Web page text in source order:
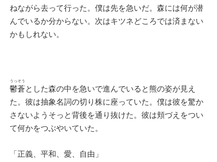
ねながら去って行った。僕は先を急いだ。森には何が潜
んでいるか分からない。次はキツネどころでは済まない
かもしれない。
鬱蒼
うっそう
とした森の中を急いで進んでいると熊の姿が見え
た。彼は抽象名詞の切り株に座っていた。僕は彼を驚か
さないようそっと背後を通り抜けた。彼は頬づえをつい
て何かをつぶやいていた。
「正義、平和、愛、自由」